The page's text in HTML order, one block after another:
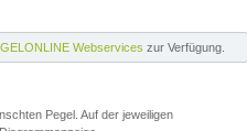
Webservices zur Verfügung.
Pegel. Auf der jeweiligen